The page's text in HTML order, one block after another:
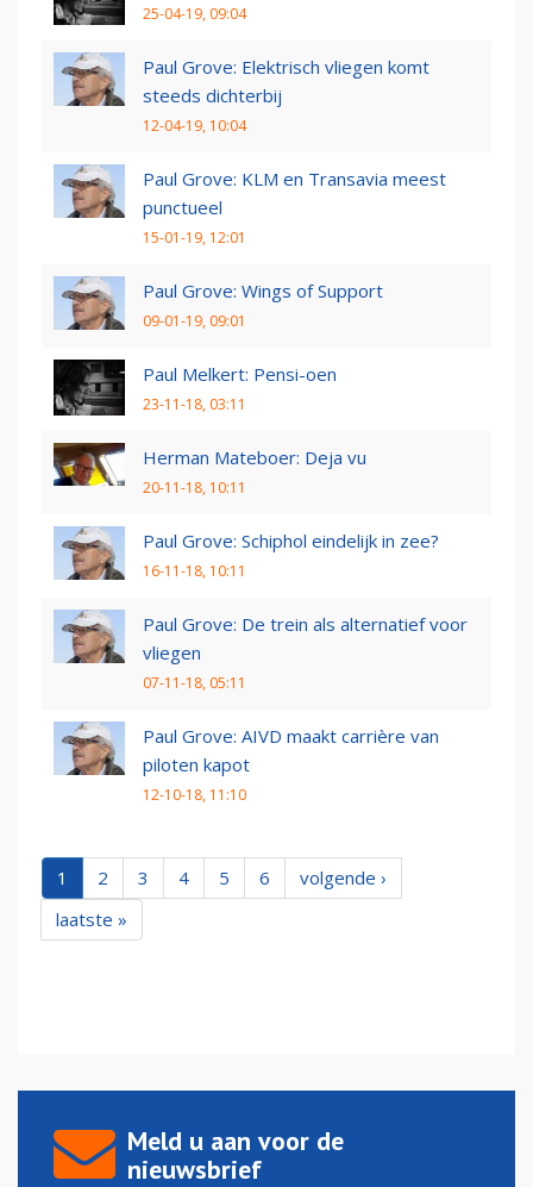
25-04-19, 09:04
Paul Grove: Elektrisch vliegen komt
steeds dichterbij
12-04-19, 10:04
Paul Grove: KLM en Transavia meest
punctueel
15-01-19, 12:01
Paul Grove: Wings of Support
09-01-19, 09:01
Paul Melkert: Pensi-oen
23-11-18, 03:11
Herman Mateboer: Deja vu
20-11-18, 10:11
Paul Grove: Schiphol eindelijk in zee?
16-11-18, 10:11
Paul Grove: De trein als alternatief voor
vliegen
07-11-18, 05:11
Paul Grove: AIVD maakt carrière van
piloten kapot
12-10-18, 11:10
1 2 3 4 5 6
volgende ›
laatste »
Meld u aan voor de
nieuwsbrief